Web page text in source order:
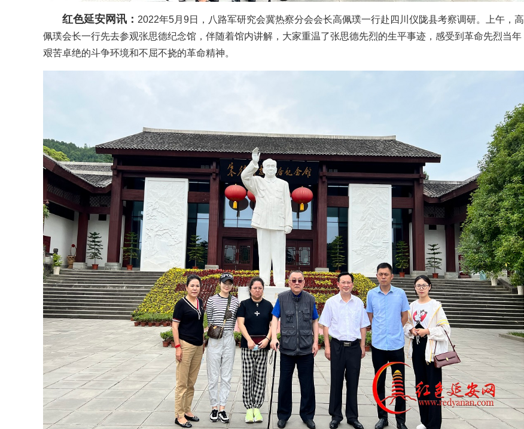
红色延安网讯： 2022年5月9日，八路军研究会冀热察分会会长高佩璞一行赴四川仪陇县考察调研。上午，高
佩璞会长一行先去参观张思德纪念馆，伴随着馆内讲解，大家重温了张思德先烈的生平事迹，感受到革命先烈当年
艰苦卓绝的斗争环境和不屈不挠的革命精神。